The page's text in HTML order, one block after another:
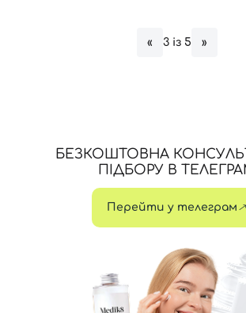
« 3 із 5 »
БЕЗКОШТОВНА
ПІДБОРУ В
Перейти у телеграм
Увійти за допомогою e-